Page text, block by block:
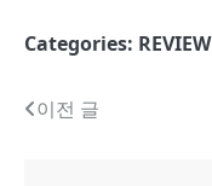
Categories: REVIEW
글이전 글